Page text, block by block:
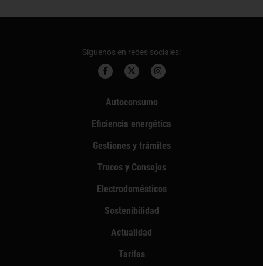
Síguenos en redes sociales:
Autoconsumo
Eficiencia energética
Gestiones y trámites
Trucos y Consejos
Electrodomésticos
Sostenibilidad
Actualidad
Tarifas